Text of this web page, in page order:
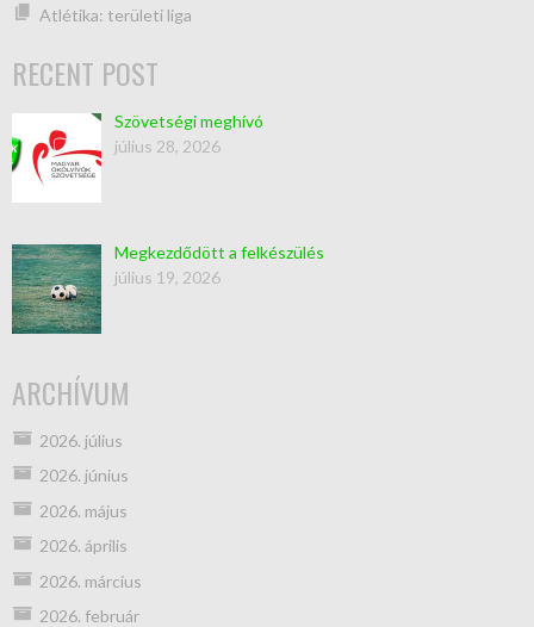
Atlétika: területi liga
RECENT POST
Szövetségi meghívó
július 28, 2026
Megkezdődött a felkészülés
július 19, 2026
ARCHÍVUM
2026. július
2026. június
2026. május
2026. április
2026. március
2026. február